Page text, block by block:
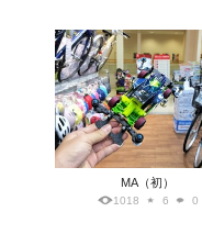
MA（初）
1018 6 0